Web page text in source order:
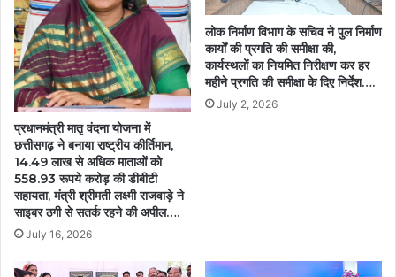
प्रधानमंत्री मातृ वंदना योजना में
छत्तीसगढ़ ने बनाया राष्ट्रीय कीर्तिमान,
14.49 लाख से अधिक माताओं को
558.93 रूपये करोड़ की डीबीटी
सहायता, मंत्री श्रीमती लक्ष्मी राजवाड़े ने
साइबर ठगी से सतर्क रहने की अपील….
July 16, 2026
लोक निर्माण विभाग के सचिव ने पुल निर्माण
कार्यों की प्रगति की समीक्षा की,
कार्यस्थलों का नियमित निरीक्षण कर हर
महीने प्रगति की समीक्षा के दिए निर्देश….
July 2, 2026